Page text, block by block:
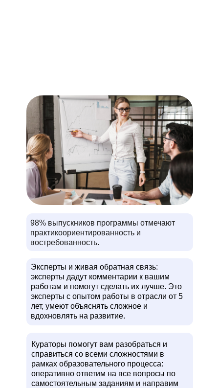
98% выпускников программы отмечают
практикоориентированность и
востребованность.
Эксперты и живая обратная связь:
эксперты дадут комментарии к вашим
работам и помогут сделать их лучше. Это
эксперты с опытом работы в отрасли от 5
лет, умеют объяснять сложное и
вдохновлять на развитие.
Кураторы помогут вам разобраться и
справиться со всеми сложностями в
рамках образовательного процесса:
оперативно ответим на все вопросы по
самостоятельным заданиям и направим